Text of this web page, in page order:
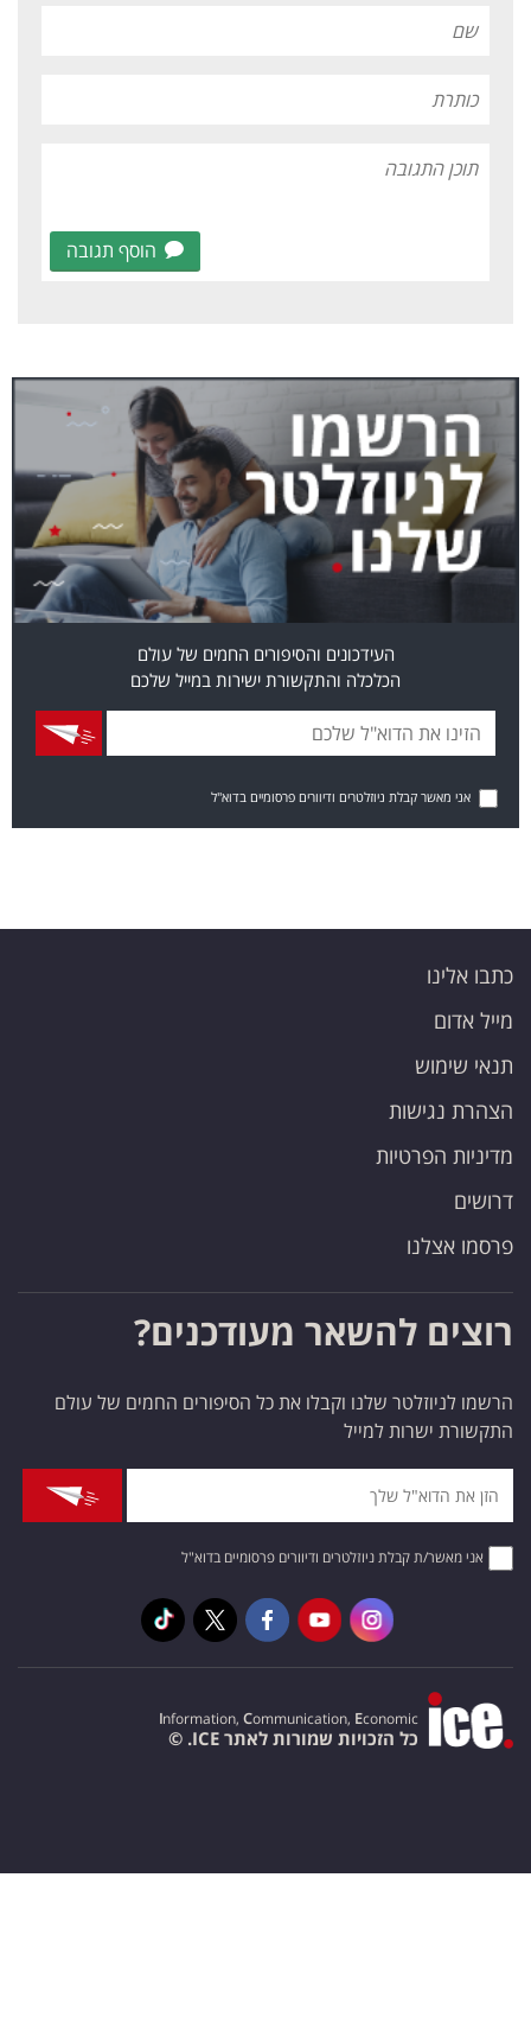
הוסף תגובה
העידכונים והסיפורים החמים של עולם
הכלכלה והתקשורת ישירות במייל שלכם
אני מאשר קבלת ניוזלטרים ודיוורים פרסומיים בדוא"ל
כתבו אלינו
מייל אדום
תנאי שימוש
הצהרת נגישות
מדיניות הפרטיות
דרושים
פרסמו אצלנו
רוצים להשאר מעודכנים?
הרשמו לניוזלטר שלנו וקבלו את כל הסיפורים החמים של עולם
התקשורת ישרות למייל
אני מאשר/ת קבלת ניוזלטרים ודיוורים פרסומיים בדוא"ל
Information, Communication, Economic
כל הזכויות שמורות לאתר ICE. ©